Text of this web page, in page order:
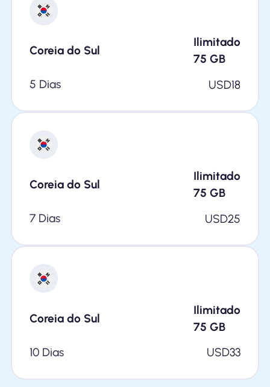
Coreia do Sul
Ilimitado
75 GB
5 Dias
USD18
Coreia do Sul
Ilimitado
75 GB
7 Dias
USD25
Coreia do Sul
Ilimitado
75 GB
10 Dias
USD33